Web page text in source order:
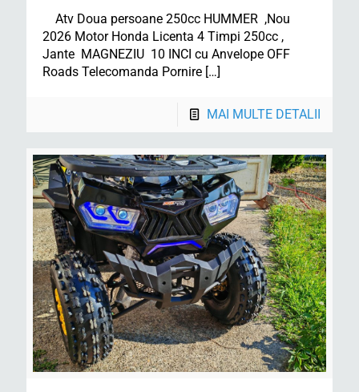
Atv Doua persoane 250cc HUMMER ,Nou
2026 Motor Honda Licenta 4 Timpi 250cc ,
Jante MAGNEZIU 10 INCI cu Anvelope OFF
Roads Telecomanda Pornire […]
MAI MULTE DETALII